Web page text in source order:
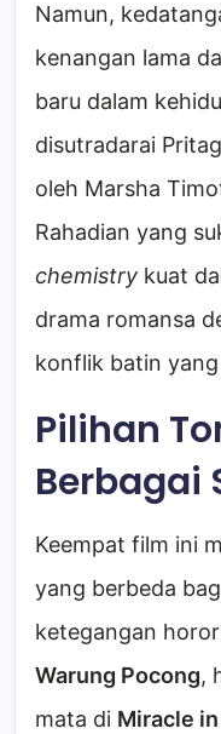
Namun,
kenangan lama
baru dalam
disutradarai
oleh Marsha
Rahadian yang
chemistry kuat
drama romansa
konflik batin
Pilihan
Berbagai
Keempat film ini
yang berbeda
ketegangan
Warung Pocong,
mata di Miracle